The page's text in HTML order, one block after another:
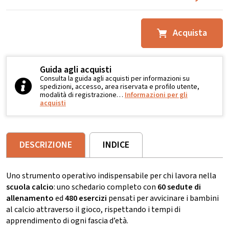
Acquista
Guida agli acquisti
Consulta la guida agli acquisti per informazioni su
spedizioni, accesso, area riservata e profilo utente,
modalità di registrazione… Informazioni per gli
acquisti
DESCRIZIONE INDICE
Uno strumento operativo indispensabile per chi lavora nella
scuola calcio: uno schedario completo con 60 sedute di
allenamentoed480 esercizi pensati per avvicinare i bambini
al calcio attraverso il gioco, rispettando i tempi di
apprendimento di ogni fascia d’età.